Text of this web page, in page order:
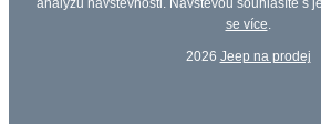
se více
2026 Jeep na prodej